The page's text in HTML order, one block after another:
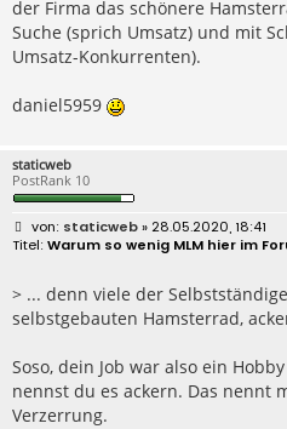
der Firma das schönere
Suche (sprich Umsatz) und mit
Umsatz-Konkurrenten).
daniel5959
staticweb
PostRank 10
B
e
a
g
staticweb» 28.05.2020, 18:41
Warum so wenig MLM hier im
> ... denn viele der
selbstgebauten Hamsterrad,
Soso, dein Job war also ein
nennst du es ackern. Das nennt
Verzerrung.